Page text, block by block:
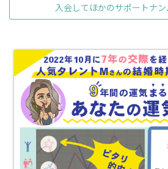
入会してほかのサポートナ